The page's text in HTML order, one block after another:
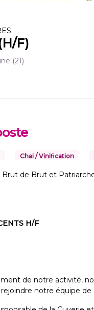
F)
(21)
Chai / Vinification
Brut de Brut et
H/F
de notre activité,
notre équipe de